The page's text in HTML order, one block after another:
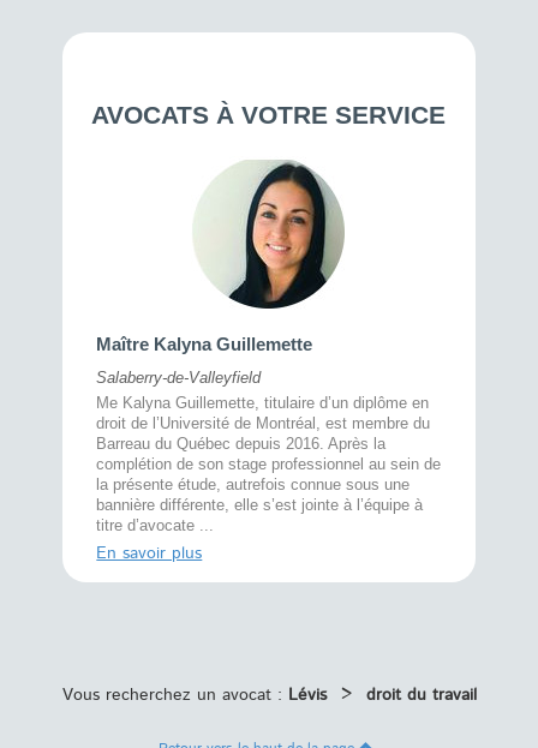
AVOCATS À VOTRE SERVICE
Maître Kalyna Guillemette
Salaberry-de-Valleyfield
Me Kalyna Guillemette, titulaire d’un diplôme en
droit de l’Université de Montréal, est membre du
Barreau du Québec depuis 2016. Après la
complétion de son stage professionnel au sein de
la présente étude, autrefois connue sous une
bannière différente, elle s’est jointe à l’équipe à
titre d’avocate ...
En savoir plus
Vous recherchez un avocat : Lévis > droit du travail